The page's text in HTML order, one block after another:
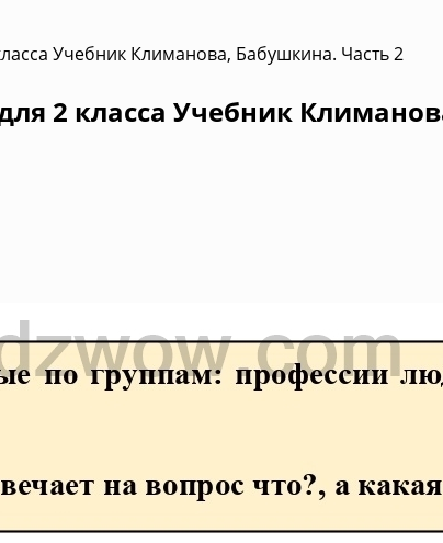
Учебник Климанова, Бабушкина. Часть 2
2 класса Учебник